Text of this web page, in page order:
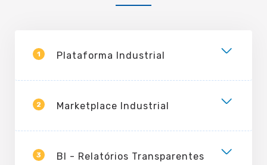
1 Plataforma Industrial
2 Marketplace Industrial
3 BI - Relatórios Transparentes